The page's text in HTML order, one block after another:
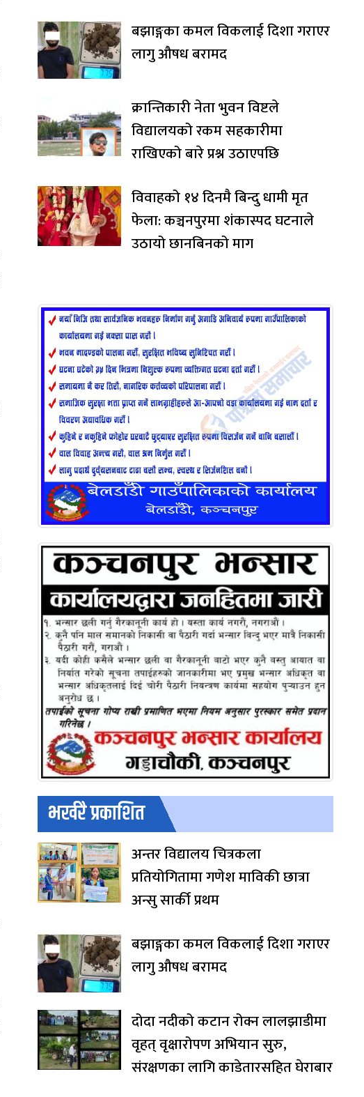
बझाङ्गका कमल विकलाई दिशा गराएर
लागु औषध बरामद
क्रान्तिकारी नेता भुवन विष्टले
विद्यालयको रकम सहकारीमा
राखिएको बारे प्रश्न उठाएपछि
विवाहको १४ दिनमै बिन्दु धामी मृत
फेला: कञ्चनपुरमा शंकास्पद घटनाले
उठायो छानबिनको माग
भर्खरै प्रकाशित
अन्तर विद्यालय चित्रकला
प्रतियोगितामा गणेश माविकी छात्रा
अन्सु सार्की प्रथम
बझाङ्गका कमल विकलाई दिशा गराएर
लागु औषध बरामद
दोदा नदीको कटान रोक्न लालझाडीमा
वृहत् वृक्षारोपण अभियान सुरु,
संरक्षणका लागि काडेतारसहित घेराबार